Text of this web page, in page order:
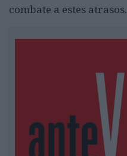
combate a estes atrasos.